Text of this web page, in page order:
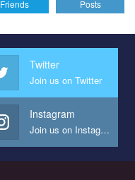
"Гей-альянс
организации.
нам реализовать
на почве
на наш канал YouTube
видео.
Friends Posts
Twitter
Join us on Twitter
Instagram
Join us on Instagram